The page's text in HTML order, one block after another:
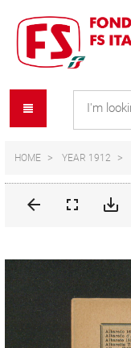
content
navigation
menu
HOME YEAR 1912